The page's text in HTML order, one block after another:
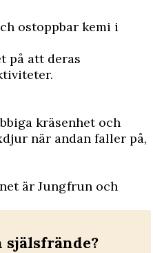
ostoppbar kemi i
på att deras
kräsenhet och
när andan faller på,
är Jungfrun och